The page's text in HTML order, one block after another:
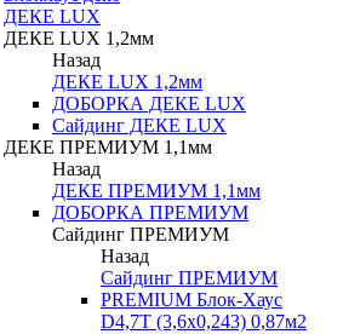
ДЕКЕ LUX
ДЕКЕ LUX 1,2мм
Назад
ДЕКЕ LUX 1,2мм
ДОБОРКА ДЕКЕ LUX
Сайдинг ДЕКЕ LUX
ДЕКЕ ПРЕМИУМ 1,1мм
Назад
ДЕКЕ ПРЕМИУМ 1,1мм
ДОБОРКА ПРЕМИУМ
Сайдинг ПРЕМИУМ
Назад
Сайдинг ПРЕМИУМ
PREMIUM Блок-Хаус
D4,7T (3,6х0,243) 0,87м2